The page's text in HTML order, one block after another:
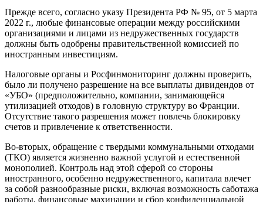
Прежде всего, согласно указу Президента РФ № 95, от 5 марта
2022 г., любые финансовые операции между российскими
организациями и лицами из недружественных государств
должны быть одобрены правительственной комиссией по
иностранным инвестициям.
Налоговые органы и Росфинмониторинг должны проверить,
было ли получено разрешение на все выплаты дивидендов от
«УБО» (предположительно, компании, занимающейся
утилизацией отходов) в головную структуру во Франции.
Отсутствие такого разрешения может повлечь блокировку
счетов и привлечение к ответственности.
Во-вторых, обращение с твердыми коммунальными отходами
(ТКО) является жизненно важной услугой и естественной
монополией. Контроль над этой сферой со стороны
иностранного, особенно недружественного, капитала влечет
за собой разнообразные риски, включая возможность саботажа
работы, финансовые махинации и сбор конфиденциальной